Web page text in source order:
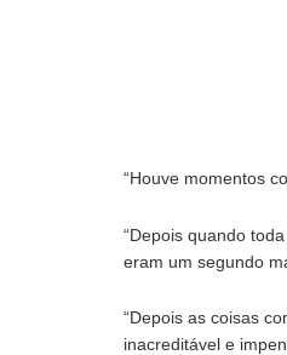
“Houve momentos
“Depois quando
eram um segundo
“Depois as coisas
inacreditável e